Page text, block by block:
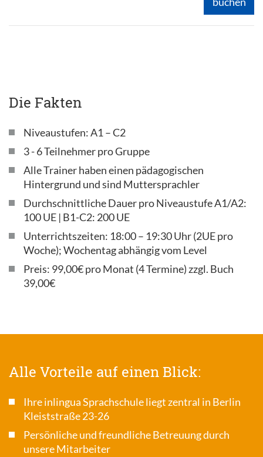
Die Fakten
Niveaustufen: A1 – C2
3 - 6 Teilnehmer pro Gruppe
Alle Trainer haben einen pädagogischen
Hintergrund und sind Muttersprachler
Durchschnittliche Dauer pro Niveaustufe A1/A2:
100 UE | B1-C2: 200 UE
Unterrichtszeiten: 18:00 – 19:30 Uhr (2UE pro
Woche); Wochentag abhängig vom Level
Preis: 99,00€ pro Monat (4 Termine) zzgl. Buch
39,00€
Alle Vorteile auf einen Blick:
Ihre inlingua Sprachschule liegt zentral in Berlin
Kleiststraße 23-26
Persönliche und freundliche Betreuung durch
unsere Mitarbeiter